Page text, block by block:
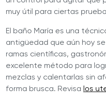
muy útil para ciertas
El baño María es una
antigüedad que aún hoy
ramas científicas,
excelente método para
mezclas y calentarlas sin
forma brusca. Revisa los